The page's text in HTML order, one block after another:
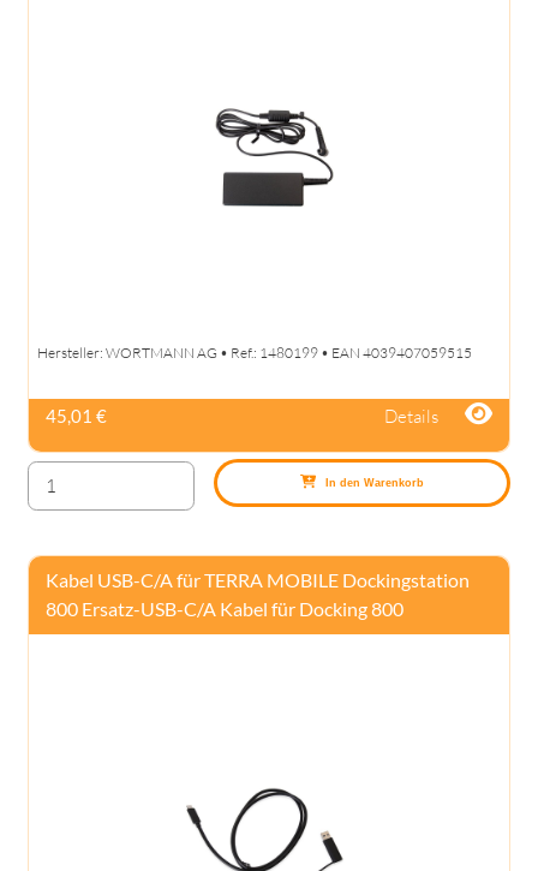
Hersteller: WORTMANN AG • Ref.: 1480199 • EAN 4039407059515
45,01 € Details
In den Warenkorb
Kabel USB-C/A für TERRA MOBILE Dockingstation
800 Ersatz-USB-C/A Kabel für Docking 800